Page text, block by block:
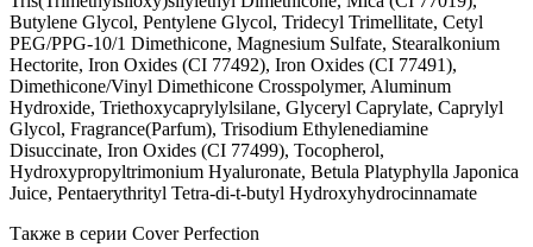
Butylene Glycol, Pentylene Glycol, Tridecyl Trimellitate, Cetyl
PEG/PPG-10/1 Dimethicone, Magnesium Sulfate, Stearalkonium
Hectorite, Iron Oxides (CI 77492), Iron Oxides (CI 77491),
Dimethicone/Vinyl Dimethicone Crosspolymer, Aluminum
Hydroxide, Triethoxycaprylylsilane, Glyceryl Caprylate, Caprylyl
Glycol, Fragrance(Parfum), Trisodium Ethylenediamine
Disuccinate, Iron Oxides (CI 77499), Tocopherol,
Hydroxypropyltrimonium Hyaluronate, Betula Platyphylla Japonica
Juice, Pentaerythrityl Tetra-di-t-butyl Hydroxyhydrocinnamate
Также в серии Cover Perfection